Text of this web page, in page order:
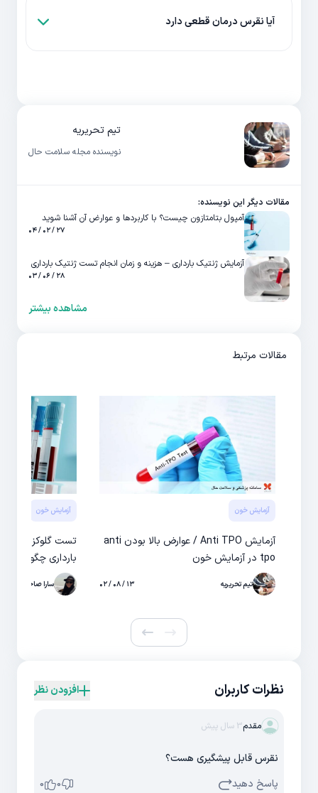
آیا نقرس درمان قطعی دارد
تیم تحریریه
نویسنده مجله سلامت حال
مقالات دیگر این نویسنده:
آمپول بتامتازون چیست؟ با کاربردها و عوارض آن آشنا شوید
۲۷ / ۰۲ / ۰۴
آزمایش ژنتیک بارداری – هزینه و زمان انجام تست ژنتیک بارداری
۲۸ / ۰۶ / ۰۳
مشاهده بیشتر
مقالات مرتبط
آزمایش خون
آزمایش Anti TPO / عوارض بالا بودن anti
tpo در آزمایش خون
تیم تحریریه ۱۳ / ۰۸ / ۰۲
آزمایش خون
تست گلوکز
بارداری چگونه
سارا صاحبی
نظرات کاربران افزودن نظر
مقدم3 سال پیش
نقرس قابل پیشگیری هست؟
پاسخ دهید
0
0